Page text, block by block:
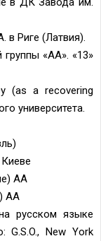
в Риге (Латвия).
«АА». «13»
(as a recovering
университета.
АА
АА
русском языке
G.S.O., New York